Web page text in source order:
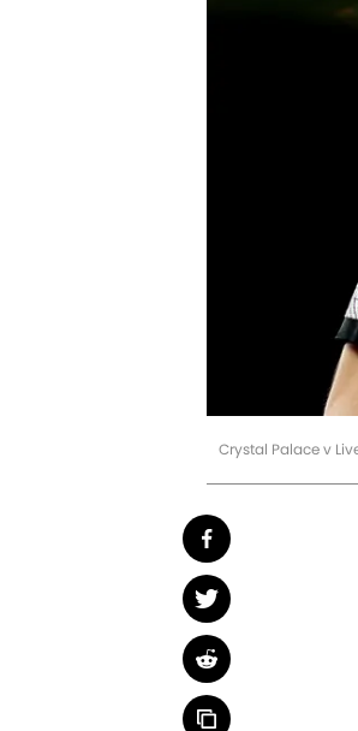
Crystal Palace v